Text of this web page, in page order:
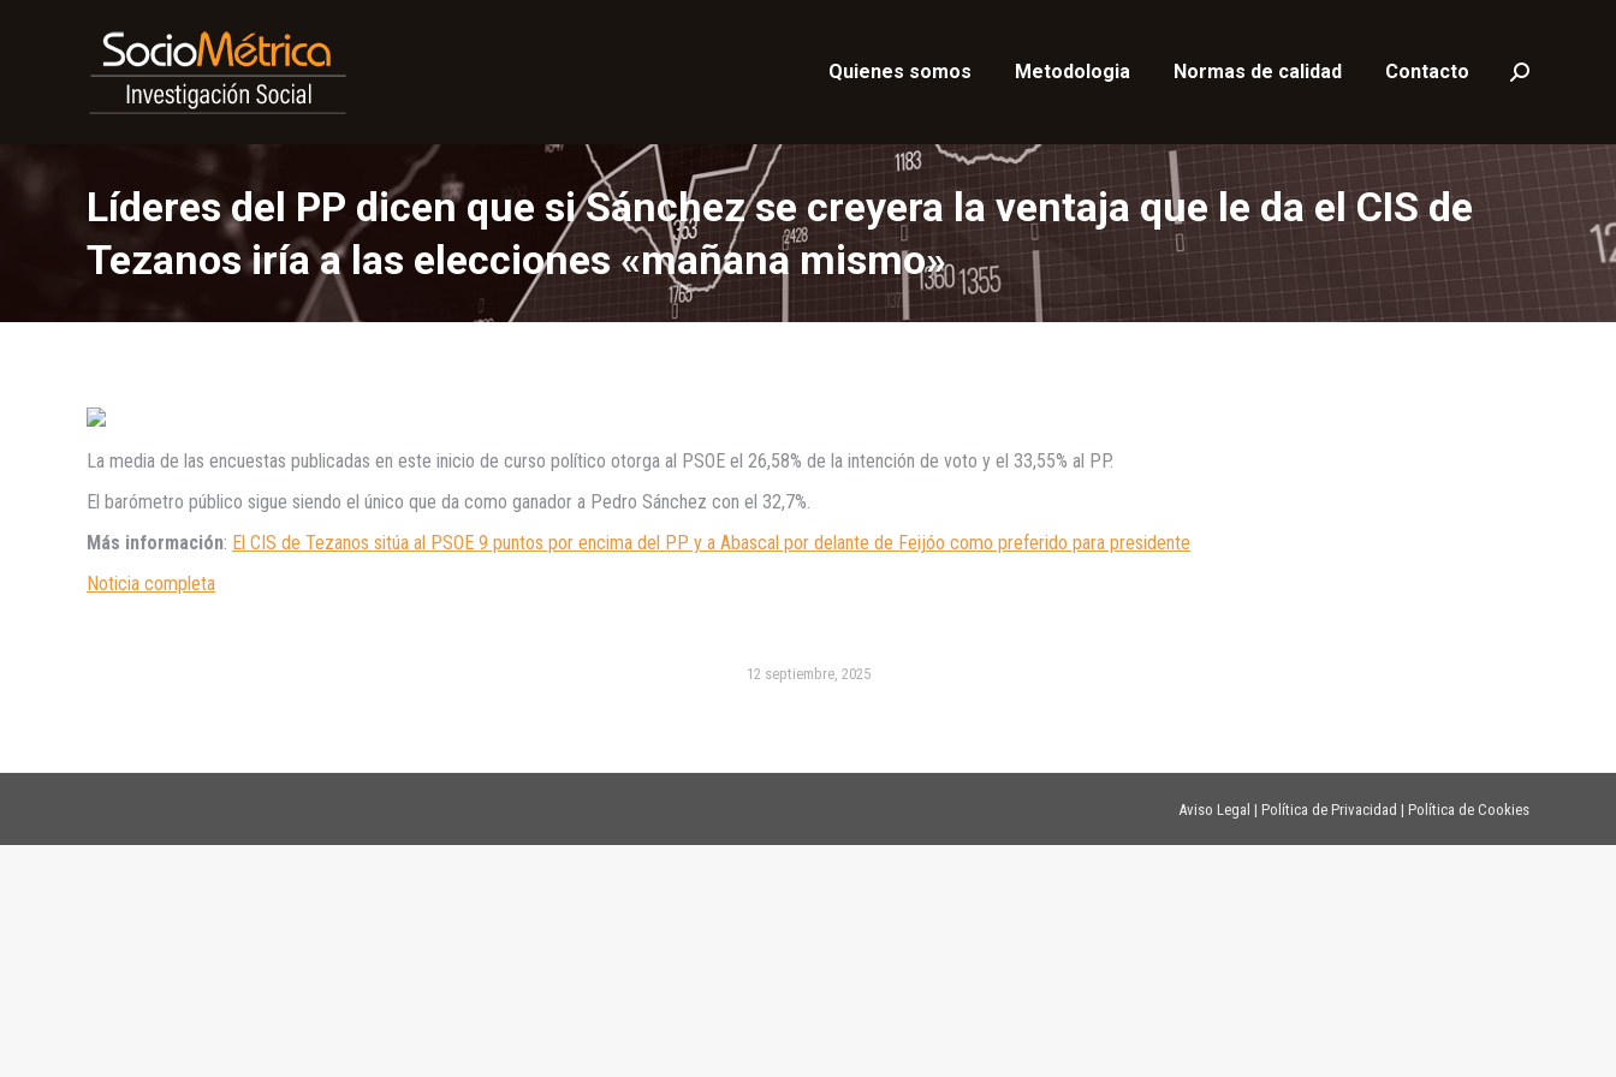
Quienes somos Metodologia Normas de calidad Contacto Buscar:
Líderes del PP dicen que si Sánchez se creyera la ventaja que le da el CIS de
Tezanos iría a las elecciones «mañana mismo»
La media de las encuestas publicadas en este inicio de curso político otorga al PSOE el 26,58% de la intención de voto y el 33,55% al PP.
El barómetro público sigue siendo el único que da como ganador a Pedro Sánchez con el 32,7%.
Más información: El CIS de Tezanos sitúa al PSOE 9 puntos por encima del PP y a Abascal por delante de Feijóo como preferido para presidente
Noticia completa
12 septiembre, 2025
Aviso Legal | Política de Privacidad | Política de Cookies